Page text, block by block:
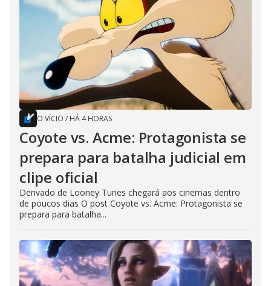
O VÍCIO / HÁ 4 HORAS
Coyote vs. Acme: Protagonista se
prepara para batalha judicial em
clipe oficial
Derivado de Looney Tunes chegará aos cinemas dentro
de poucos dias O post Coyote vs. Acme: Protagonista se
prepara para batalha...